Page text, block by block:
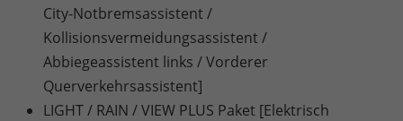
City-Notbremsassistent /
Kollisionsvermeidungsassistent /
Abbiegeassistent links / Vorderer
Querverkehrsassistent]
LIGHT / RAIN / VIEW PLUS Paket [Elektrisch